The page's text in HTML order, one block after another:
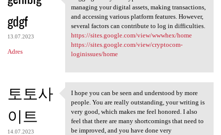
gdgf
13.07.2023
Adres
Logging in to your crypto
managing your digital assets, making transactions,
and accessing various platform features. However,
several factors can contribute to log in difficulties.
https://sites.google.com/view/wwwhex/home
https://sites.google.com/view/cryptocom-
loginissues/home
토토사
이트
14.07.2023
I hope you can be seen and
I hope you can be seen and understood by more
people. You are really outstanding, your writing is
very good, which makes me feel honored. I also
feel that there are many shortcomings that need to
be improved, and you have done very